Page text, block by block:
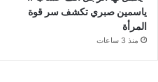
ياسمين صبري تكشف سر قوة
المرأة
منذ 3 ساعات